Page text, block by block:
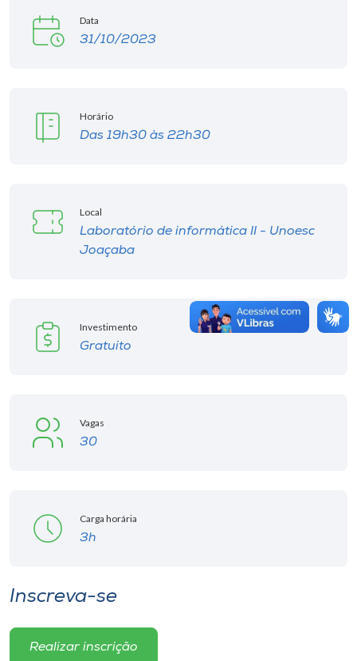
Data
31/10/2023
Horário
Das 19h30 às 22h30
Local
Laboratório de informática II - Unoesc
Joaçaba
Investimento
Gratuito
Vagas
30
Carga horária
3h
Inscreva-se
Realizar inscrição